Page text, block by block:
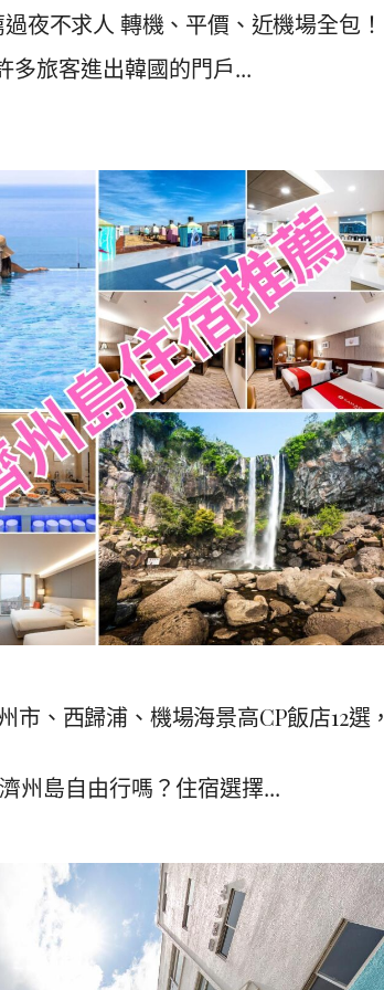
夜不求人 轉機、平價、近機場全包！
多旅客進出韓國的門戶...
市、西歸浦、機場海景高CP飯店12選，
州島自由行嗎？住宿選擇...